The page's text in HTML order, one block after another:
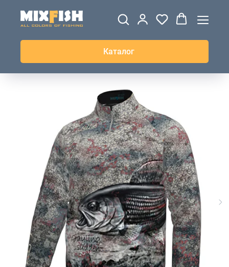
Каталог
ДЖЕРСИ
ВЕТРОВКИ И
ТОЛСТОВКИ
ЖИЛЕТКИ